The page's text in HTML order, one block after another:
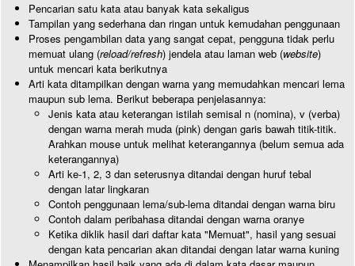
Pencarian satu kata atau banyak kata sekaligus
Tampilan yang sederhana dan ringan untuk kemudahan penggunaan
Proses pengambilan data yang sangat cepat, pengguna tidak perlu
memuat ulang (reload/refresh) jendela atau laman web (website)
untuk mencari kata berikutnya
Arti kata ditampilkan dengan warna yang memudahkan mencari lema
maupun sub lema. Berikut beberapa penjelasannya:
Jenis kata atau keterangan istilah semisal n (nomina), v (verba)
dengan warna merah muda (pink) dengan garis bawah titik-titik.
Arahkan mouse untuk melihat keterangannya (belum semua ada
keterangannya)
Arti ke-1, 2, 3 dan seterusnya ditandai dengan huruf tebal
dengan latar lingkaran
Contoh penggunaan lema/sub-lema ditandai dengan warna biru
Contoh dalam peribahasa ditandai dengan warna oranye
Ketika diklik hasil dari daftar kata "Memuat", hasil yang sesuai
dengan kata pencarian akan ditandai dengan latar warna kuning